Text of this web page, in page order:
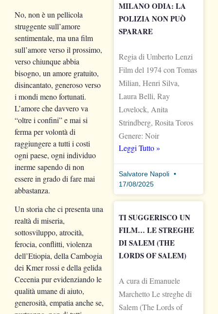
No, non è un pellicola
struggente sull’amore
sentimentale, ma una film
sull’amore verso il prossimo,
verso chiunque abbia
bisogno, un amore gratuito,
disincantato, generoso verso
i mondi meno fortunati.
L’amore che davvero va
“oltre i confini” e mai si
ferma per volontà di
raggiungere a tutti i costi
ogni paese, ogni individuo
inerme sapendo di non
essere in grado di fare mai
abbastanza.
Un storia che ci presenta una
realtà di miseria,
sottosviluppo, atrocità,
ferocia, conflitti, violenza
dell’Etiopia, della Cambogia
dei Kmer rossi e della gelida
Cecenia pur evidenziando le
qualità umane di aiuto,
generosità, empatia anche se,
MILANO ODIA: LA
POLIZIA NON PUÒ
SPARARE
Regia di Umberto Lenzi
Film del 1974 con Tomas
Milian, Henri Silva,
Laura Belli, Ray
Lovelock, Anita
Strindberg, Rosita Toros
Genere: Noir
Leggi Tutto »
Salvatore Napoli
17/08/2025
TI SUGGERISCO UN
FILM… LE STREGHE
DI SALEM (THE
LORDS OF SALEM)
A cura di Emanuele
Marchetto Le streghe di
Salem (The Lords of